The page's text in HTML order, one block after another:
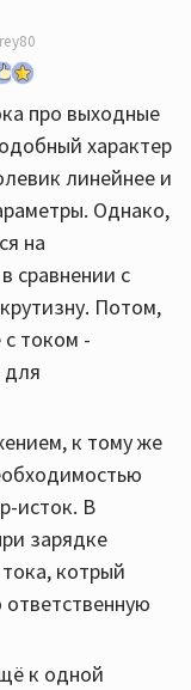
про выходные
характер
линейнее и
Однако,
на
сравнении с
Потом,
с током -
для
к тому же
исток. В
зарядке
котрый
к одной